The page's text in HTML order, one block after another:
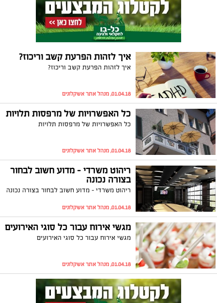
איך לזהות הפרעת קשב וריכוז?
איך לזהות הפרעת קשב וריכוז?
01.04.18, מנהל אתר אשקלונים
כל האפשרויות של מרפסות תלויות
כל האפשרויות של מרפסות תלויות
01.04.18, מנהל אתר אשקלונים
ריהוט משרדי – מדוע חשוב לבחור
בצורה נכונה
ריהוט משרדי – מדוע חשוב לבחור בצורה נכונה
01.04.18, מנהל אתר אשקלונים
מגשי אירוח עבור כל סוגי האירועים
מגשי אירוח עבור כל סוגי האירועים
01.04.18, מנהל אתר אשקלונים